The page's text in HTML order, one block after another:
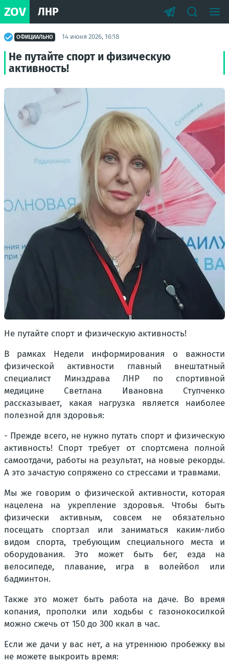
ZOV ЛНР
ОФИЦИАЛЬНО 14 июня 2026, 16:18
Не путайте спорт и физическую
активность!
Не путайте спорт и физическую активность!
В рамках Недели информирования о важности
физической активности главный внештатный
специалист Минздрава ЛНР по спортивной
медицине Светлана Ивановна Ступченко
рассказывает, какая нагрузка является наиболее
полезной для здоровья:
- Прежде всего, не нужно путать спорт и физическую
активность! Спорт требует от спортсмена полной
самоотдачи, работы на результат, на новые рекорды.
А это зачастую сопряжено со стрессами и травмами.
Мы же говорим о физической активности, которая
нацелена на укрепление здоровья. Чтобы быть
физически активным, совсем не обязательно
посещать спортзал или заниматься каким-либо
видом спорта, требующим специального места и
оборудования. Это может быть бег, езда на
велосипеде, плавание, игра в волейбол или
бадминтон.
Также это может быть работа на даче. Во время
копания, прополки или ходьбы с газонокосилкой
можно сжечь от 150 до 300 ккал в час.
Если же дачи у вас нет, а на утреннюю пробежку вы
не можете выкроить время: